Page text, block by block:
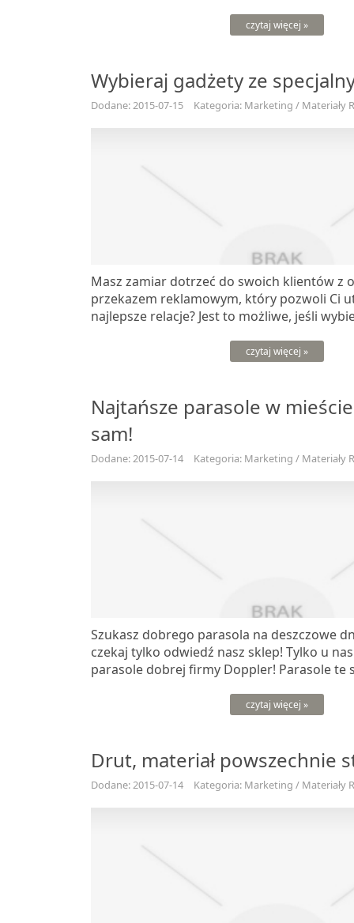
czytaj więcej »
Wybieraj gadżety ze
Dodane: 2015-07-15 Kategoria: Marketing / Materiały
Masz zamiar dotrzeć do swoich klientów z
przekazem reklamowym, który pozwoli Ci
najlepsze relacje? Jest to możliwe, jeśli
czytaj więcej »
Najtańsze parasole w
sam!
Dodane: 2015-07-14 Kategoria: Marketing / Materiały
Szukasz dobrego parasola na deszczowe
czekaj tylko odwiedź nasz sklep! Tylko u
parasole dobrej firmy Doppler! Parasole te
czytaj więcej »
Drut, materiał powszechnie
Dodane: 2015-07-14 Kategoria: Marketing / Materiały